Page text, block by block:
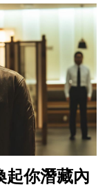
起你潛藏內